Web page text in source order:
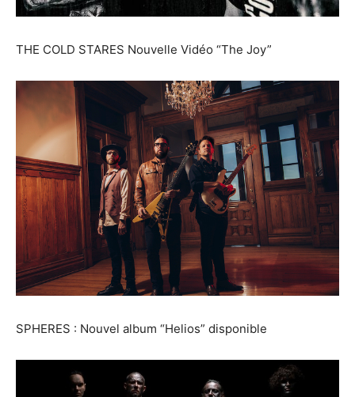
THE COLD STARES Nouvelle Vidéo “The Joy”
SPHERES : Nouvel album “Helios” disponible